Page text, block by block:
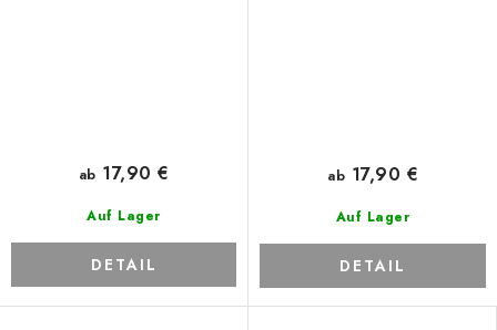
Auf Lager
ab 17,90 €
DETAIL
Auf Lager
ab 17,90 €
DETAIL